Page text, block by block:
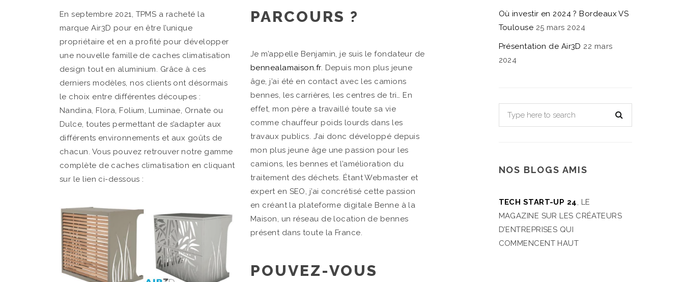
En septembre 2021, TPMS a racheté la
marque Air3D pour en être l’unique
propriétaire et en a profité pour développer
une nouvelle famille de caches climatisation
design tout en aluminium. Grâce à ces
derniers modèles, nos clients ont désormais
le choix entre différentes découpes :
Nandina, Flora, Folium, Luminae, Ornate ou
Dulce, toutes permettant de s’adapter aux
différents environnements et aux goûts de
chacun. Vous pouvez retrouver notre gamme
complète de caches climatisation en cliquant
sur le lien ci-dessous :
PARCOURS ?
Je m’appelle Benjamin, je suis le fondateur de
bennealamaison.fr. Depuis mon plus jeune
âge, j’ai été en contact avec les camions
bennes, les carrières, les centres de tri… En
effet, mon père a travaillé toute sa vie
comme chauffeur poids lourds dans les
travaux publics. J’ai donc développé depuis
mon plus jeune âge une passion pour les
camions, les bennes et l’amélioration du
traitement des déchets. Étant Webmaster et
expert en SEO, j’ai concrétisé cette passion
en créant la plateforme digitale Benne à la
Maison, un réseau de location de bennes
présent dans toute la France.
POUVEZ-VOUS
Où investir en 2024 ? Bordeaux VS
Toulouse 25 mars 2024
Présentation de Air3D 22 mars
2024
NOS BLOGS AMIS
TECH START-UP 24, LE
MAGAZINE SUR LES CRÉATEURS
D’ENTREPRISES QUI
COMMENCENT HAUT